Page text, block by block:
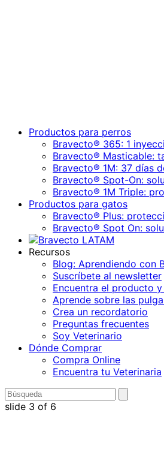
Productos para perros
Bravecto® 365: 1
Bravecto® Masticable:
Bravecto® 1M: 37 días
Bravecto® Spot-On:
Bravecto® 1M Triple:
Productos para gatos
Bravecto® Plus:
Bravecto® Spot On:
Recursos
Blog: Aprendiendo con
Suscríbete al newsletter
Encuentra el producto
Aprende sobre las
Crea un recordatorio
Preguntas frecuentes
Soy Veterinario
Dónde Comprar
Compra Online
Encuentra tu Veterinaria
Buscar
por
búsqueda
slide 3 of 6